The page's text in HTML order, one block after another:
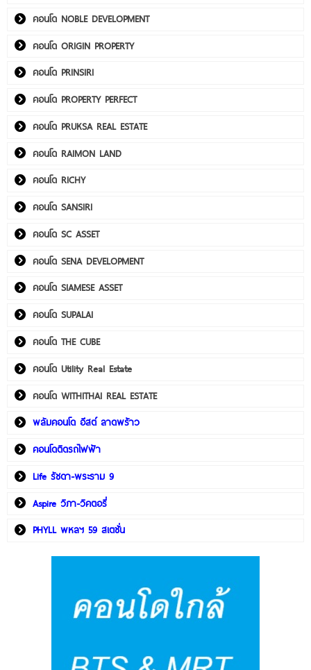
คอนโด NOBLE DEVELOPMENT
คอนโด ORIGIN PROPERTY
คอนโด PRINSIRI
คอนโด PROPERTY PERFECT
คอนโด PRUKSA REAL ESTATE
คอนโด RAIMON LAND
คอนโด RICHY
คอนโด SANSIRI
คอนโด SC ASSET
คอนโด SENA DEVELOPMENT
คอนโด SIAMESE ASSET
คอนโด SUPALAI
คอนโด THE CUBE
คอนโด Utility Real Estate
คอนโด WITHITHAI REAL ESTATE
พลัมคอนโด อีสต์ ลาดพร้าว
คอนโดติดรถไฟฟ้า
Life รัชดา-พระราม 9
Aspire วิภา-วิคตอรี่
PHYLL พหลฯ 59 สเตชั่น